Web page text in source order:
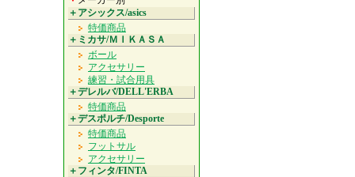
＋アシックス/asics
特価商品
＋ミカサ/ＭＩＫＡＳＡ
ボール
アクセサリー
練習・試合用具
＋デレルバ/DELL'ERBA
特価商品
＋デスポルチ/Desporte
特価商品
フットサル
アクセサリー
＋フィンタ/FINTA